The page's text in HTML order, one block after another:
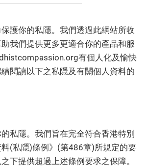
護你的私隱。我們透過此網站所收
我們提供更多更適合你的產品和服
有個人化及愉快
閱讀以下之私隱及有關個人資料的
私隱。我們旨在完全符合香港特別
(私隱)條例》(第486章)所規定的要
下提供超過上述條例要求之保障。